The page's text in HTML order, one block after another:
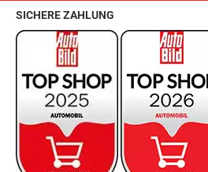
SICHERE ZAHLUNG